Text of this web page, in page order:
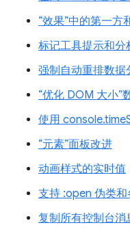
“效果”中的第一方
标记工具提示和
强制自动重排数据
“优化 DOM 大小”
使用
“元素”面板改进
动画样式的实时值
支持 :open 伪类
复制所有控制台消